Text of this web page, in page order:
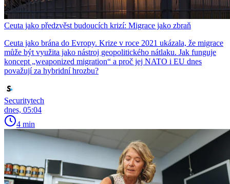
Ceuta jako předzvěst budoucích krizí: Migrace jako zbraň
Ceuta jako brána do Evropy. Krize v roce 2021 ukázala, že migrace
může být využita jako nástroj geopolitického nátlaku. Jak funguje
koncept „weaponized migration“ a proč jej NATO i EU dnes
považují za hybridní hrozbu?
Securitytech
dnes, 05:04
4 min